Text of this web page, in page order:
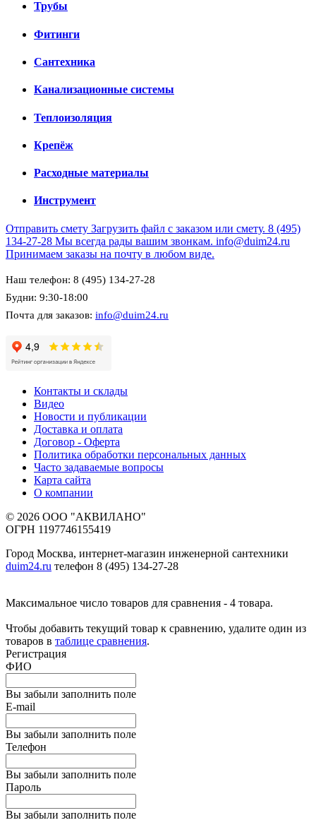
Трубы
Фитинги
Сантехника
Канализационные системы
Теплоизоляция
Крепёж
Расходные материалы
Инструмент
Отправить смету Загрузить файл с заказом или смету. 8 (495)
134-27-28 Мы всегда рады вашим звонкам. info@duim24.ru
Принимаем заказы на почту в любом виде.
Наш телефон: 8 (495) 134-27-28
Будни: 9:30-18:00
Почта для заказов: info@duim24.ru
Контакты и склады
Видео
Новости и публикации
Доставка и оплата
Договор - Оферта
Политика обработки персональных данных
Часто задаваемые вопросы
Карта сайта
О компании
© 2026 ООО "АКВИЛАНО"
ОГРН 1197746155419
Город Москва, интернет-магазин инженерной сантехники
duim24.ru телефон 8 (495) 134-27-28
Максимальное число товаров для сравнения - 4 товара.
Чтобы добавить текущий товар к сравнению, удалите один из
товаров в таблице сравнения.
Регистрация
ФИО
Вы забыли заполнить поле
E-mail
Вы забыли заполнить поле
Телефон
Вы забыли заполнить поле
Пароль
Вы забыли заполнить поле